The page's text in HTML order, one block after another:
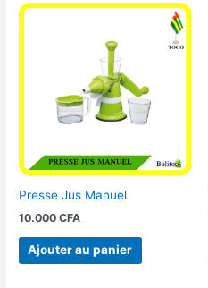
Presse Jus Manuel
10.000CFA
Ajouter au panier